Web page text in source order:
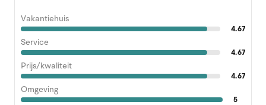
Vakantiehuis
4.67
Service
4.67
Prijs/kwaliteit
4.67
Omgeving
5